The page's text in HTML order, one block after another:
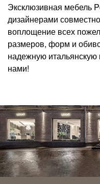
Эксклюзивная мебель
дизайнерами
воплощение всех
размеров, форм и
надежную итальянскую
нами!